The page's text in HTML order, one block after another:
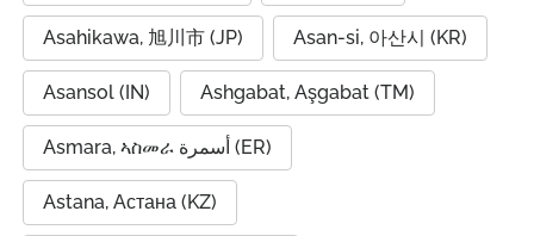
Asahikawa, 旭川市 (JP) Asan-si, 아산시 (KR)
Asansol (IN) Ashgabat, Aşgabat (TM)
Asmara, ኣስመራ أسمرة (ER)
Astana, Астана (KZ)